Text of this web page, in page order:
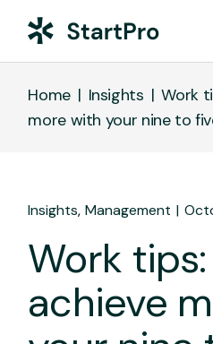
Home Insights
Work
more with your nine to
Insights Management
Work
achieve